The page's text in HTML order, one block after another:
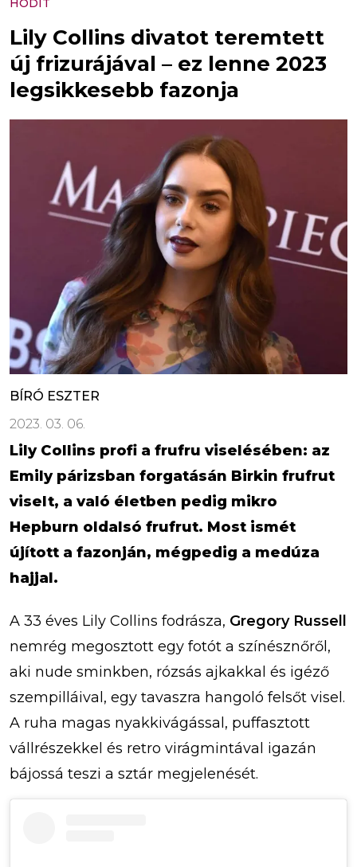
HÓDÍT
Lily Collins divatot teremtett
új frizurájával – ez lenne 2023
legsikkesebb fazonja
BÍRÓ ESZTER
2023. 03. 06.
Lily Collins profi a frufru viselésében: az
Emily párizsban forgatásán Birkin frufrut
viselt, a való életben pedig mikro
Hepburn oldalsó frufrut. Most ismét
újított a fazonján, mégpedig a medúza
hajjal.
A 33 éves Lily Collins fodrásza, Gregory Russell
nemrég megosztott egy fotót a színésznőről,
aki nude sminkben, rózsás ajkakkal és igéző
szempilláival, egy tavaszra hangoló felsőt visel.
A ruha magas nyakkivágással, puffasztott
vállrészekkel és retro virágmintával igazán
bájossá teszi a sztár megjelenését.